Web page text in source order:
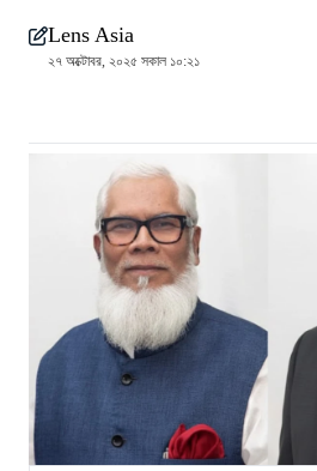
Lens Asia
২৭ অক্টোবর, ২০২৫ সকাল ১০:২১